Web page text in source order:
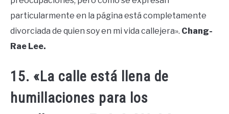
particularmente en la página está completamente
divorciada de quien soy en mi vida callejera». Chang-
Rae Lee.
15. «La calle está llena de
humillaciones para los